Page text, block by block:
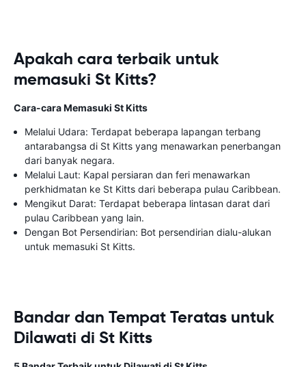
Apakah cara terbaik untuk
memasuki St Kitts?
Cara-cara Memasuki St Kitts
Melalui Udara: Terdapat beberapa lapangan terbang
antarabangsa di St Kitts yang menawarkan penerbangan
dari banyak negara.
Melalui Laut: Kapal persiaran dan feri menawarkan
perkhidmatan ke St Kitts dari beberapa pulau Caribbean.
Mengikut Darat: Terdapat beberapa lintasan darat dari
pulau Caribbean yang lain.
Dengan Bot Persendirian: Bot persendirian dialu-alukan
untuk memasuki St Kitts.
Bandar dan Tempat Teratas untuk
Dilawati di St Kitts